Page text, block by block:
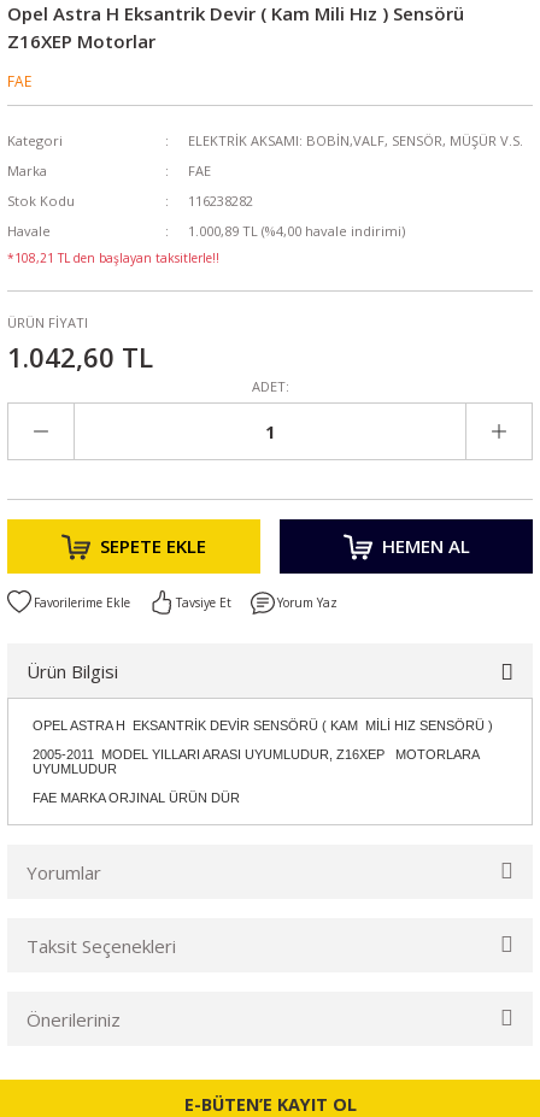
Opel Astra H Eksantrik Devir ( Kam Mili Hız ) Sensörü
Z16XEP Motorlar
FAE
Kategori
ELEKTRİK AKSAMI: BOBİN,VALF, SENSÖR, MÜŞÜR V.S.
Marka
FAE
Stok Kodu
116238282
Havale
1.000,89 TL (%4,00 havale indirimi)
*108,21 TL den başlayan taksitlerle!!
ÜRÜN FİYATI
1.042,60 TL
ADET:
SEPETE EKLE HEMEN AL
Tavsiye Et Yorum Yaz
Ürün Bilgisi
OPEL ASTRA H EKSANTRİK DEVİR SENSÖRÜ ( KAM MİLİ HIZ SENSÖRÜ )
2005-2011 MODEL YILLARI ARASI UYUMLUDUR, Z16XEP MOTORLARA
UYUMLUDUR
FAE MARKA ORJINAL ÜRÜN DÜR
Yorumlar
Taksit Seçenekleri
Önerileriniz
Bu ürünün fiyat bilgisi, resim, ürün açıklamalarında ve diğer
konularda yetersiz gördüğünüz noktaları öneri formunu
E-BÜTEN’E KAYIT OL